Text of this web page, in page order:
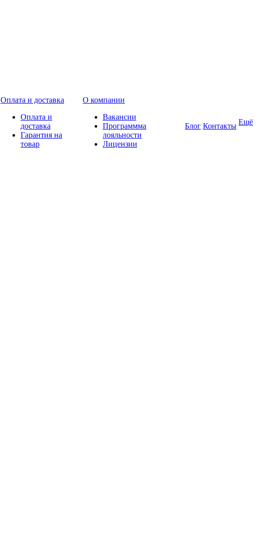
Оплата и доставка
Оплата и
доставка
Гарантия на
товар
О компании
Вакансии
Программма
лояльности
Лицензии
Блог Контакты Ещё